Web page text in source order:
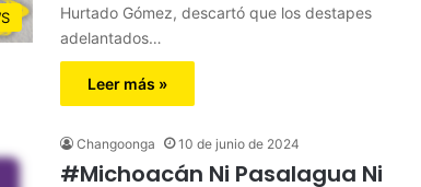
Hurtado Gómez, descartó que los destapes
adelantados…
Leer más »
Changoonga 10 de junio de 2024
#Michoacán Ni Pasalagua Ni